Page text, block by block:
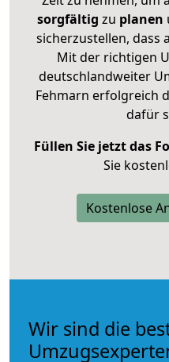
sorgfältig zu planen
sicherzustellen, dass
Mit der richtigen
deutschlandweiter
Fehmarn erfolgreich
dafür
Füllen Sie jetzt das
Sie
Kostenlose
Wir sind die